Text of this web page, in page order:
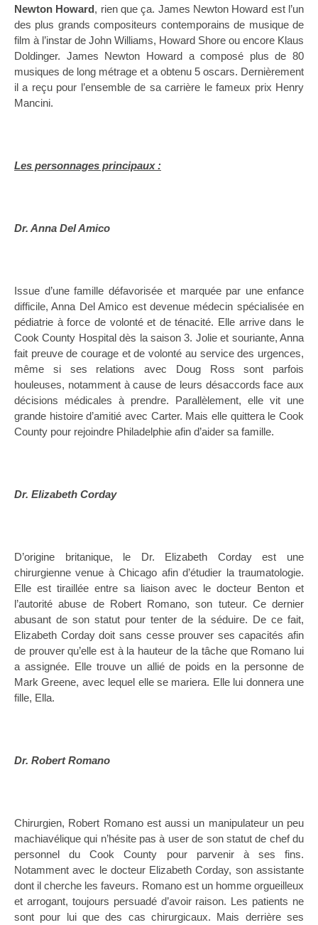
Newton Howard, rien que ça. James Newton Howard est l’un
des plus grands compositeurs contemporains de musique de
film à l’instar de John Williams, Howard Shore ou encore Klaus
Doldinger. James Newton Howard a composé plus de 80
musiques de long métrage et a obtenu 5 oscars. Dernièrement
il a reçu pour l’ensemble de sa carrière le fameux prix Henry
Mancini.
Les personnages principaux :
Dr. Anna Del Amico
Issue d’une famille défavorisée et marquée par une enfance
difficile, Anna Del Amico est devenue médecin spécialisée en
pédiatrie à force de volonté et de ténacité. Elle arrive dans le
Cook County Hospital dès la saison 3. Jolie et souriante, Anna
fait preuve de courage et de volonté au service des urgences,
même si ses relations avec Doug Ross sont parfois
houleuses, notamment à cause de leurs désaccords face aux
décisions médicales à prendre. Parallèlement, elle vit une
grande histoire d’amitié avec Carter. Mais elle quittera le Cook
County pour rejoindre Philadelphie afin d’aider sa famille.
Dr. Elizabeth Corday
D’origine britanique, le Dr. Elizabeth Corday est une
chirurgienne venue à Chicago afin d’étudier la traumatologie.
Elle est tiraillée entre sa liaison avec le docteur Benton et
l’autorité abuse de Robert Romano, son tuteur. Ce dernier
abusant de son statut pour tenter de la séduire. De ce fait,
Elizabeth Corday doit sans cesse prouver ses capacités afin
de prouver qu’elle est à la hauteur de la tâche que Romano lui
a assignée. Elle trouve un allié de poids en la personne de
Mark Greene, avec lequel elle se mariera. Elle lui donnera une
fille, Ella.
Dr. Robert Romano
Chirurgien, Robert Romano est aussi un manipulateur un peu
machiavélique qui n’hésite pas à user de son statut de chef du
personnel du Cook County pour parvenir à ses fins.
Notamment avec le docteur Elizabeth Corday, son assistante
dont il cherche les faveurs. Romano est un homme orgueilleux
et arrogant, toujours persuadé d’avoir raison. Les patients ne
sont pour lui que des cas chirurgicaux. Mais derrière ses